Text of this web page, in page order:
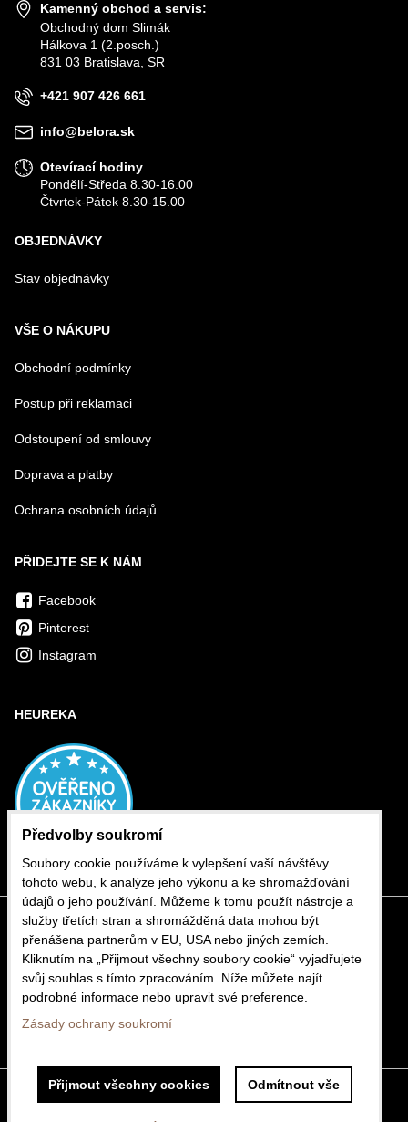
VÁŠ E-MAIL
Kamenný obchod a servis:
Obchodný dom Slimák
Hálkova 1 (2.posch.)
831 03 Bratislava, SR
+421 907 426 661
info@belora.sk
Otevírací hodiny
Pondělí-Středa 8.30-16.00
Čtvrtek-Pátek 8.30-15.00
OBJEDNÁVKY
Stav objednávky
VŠE O NÁKUPU
Obchodní podmínky
Postup při reklamaci
Odstoupení od smlouvy
Doprava a platby
Ochrana osobních údajů
PŘIDEJTE SE K NÁM
Facebook
Pinterest
Instagram
HEUREKA
Předvolby soukromí Zásady ochrany soukromí
Předvolby soukromí
Soubory cookie používáme k vylepšení vaší návštěvy
tohoto webu, k analýze jeho výkonu a ke shromažďování
údajů o jeho používání. Můžeme k tomu použít nástroje a
služby třetích stran a shromážděná data mohou být
přenášena partnerům v EU, USA nebo jiných zemích.
Kliknutím na „Přijmout všechny soubory cookie“ vyjadřujete
svůj souhlas s tímto zpracováním. Níže můžete najít
podrobné informace nebo upravit své preference.
Zásady ochrany soukromí
Přijmout všechny cookies Odmítnout vše